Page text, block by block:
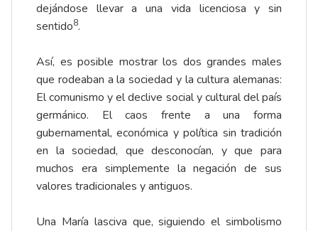
dejándose llevar a una vida licenciosa y sin
sentido8.
Así, es posible mostrar los dos grandes males
que rodeaban a la sociedad y la cultura alemanas:
El comunismo y el declive social y cultural del país
germánico. El caos frente a una forma
gubernamental, económica y política sin tradición
en la sociedad, que desconocían, y que para
muchos era simplemente la negación de sus
valores tradicionales y antiguos.
Una María lasciva que, siguiendo el simbolismo